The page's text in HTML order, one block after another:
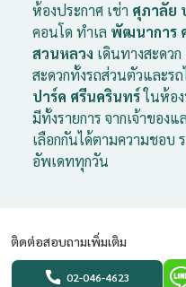
ห้องประกาศ เช่า ศุภาลัย
คอนโด ทำเล พัฒนาการ
สวนหลวง เดินทางสะดวก
สะดวกทั้งรถส่วนตัวและร
ปาร์ค ศรีนครินทร์ในห้อง
มีทั้งรายการ จากเจ้าขอ
เลือกกันได้ตามความชอบ
อัพเดททุกวัน
ติดต่อสอบถามเพิ่มเติม
02-046-4623